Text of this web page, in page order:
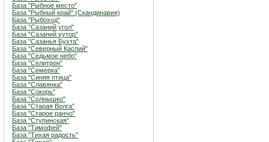
База "Рыбное место"
База "Рыбный край" (Скандинавия)
База "Рыбоход"
База "Сазаний угол"
База "Сазаний хутор"
База "Сазанья Бухта"
База "Северный Каспий"
База "Седьмое небо"
База "Селитрон"
База "Семерка"
База "Синяя птица"
База "Славянка"
База "Сокорь"
База "Солнышко"
База "Старая Волга"
База "Старое ранчо"
База "Ступинская"
База "Тимофей"
База "Тихая радость"